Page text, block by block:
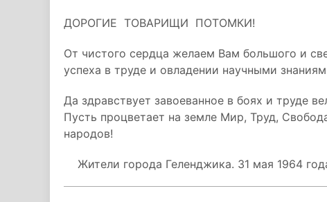
ДОРОГИЕ ТОВАРИЩИ ПОТОМКИ!
От чистого сердца желаем Вам большого и
успеха в труде и овладении научными
Да здравствует завоеванное в боях и труде
Пусть процветает на земле Мир, Труд,
народов!
Жители города Геленджика. 31 мая 1964